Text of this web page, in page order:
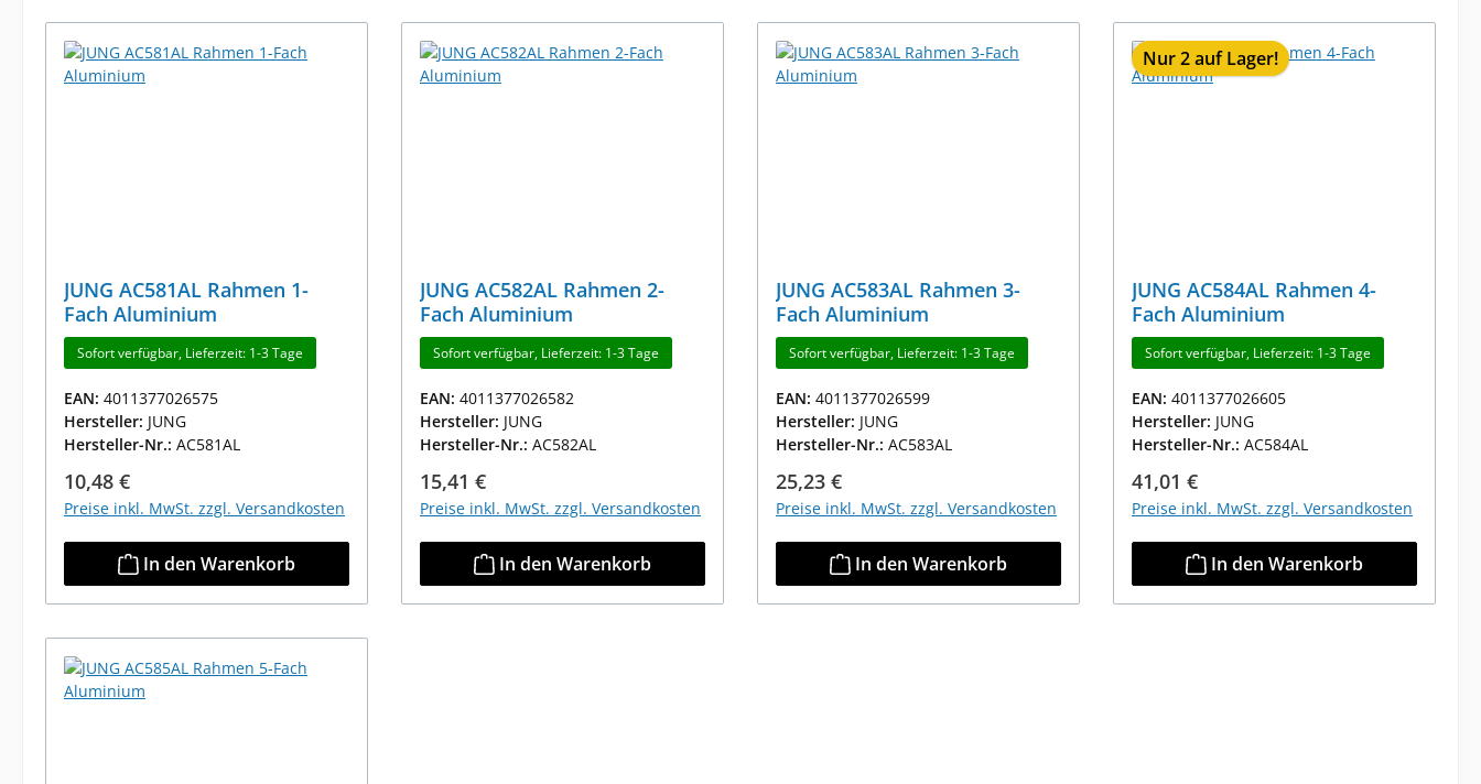
JUNG AC581AL Rahmen 1-
Fach Aluminium
Sofort verfügbar, Lieferzeit: 1-3 Tage
EAN: 4011377026575
Hersteller: JUNG
Hersteller-Nr.: AC581AL
Regulärer Preis:
10,48 €
Preise inkl. MwSt. zzgl. Versandkosten
In den Warenkorb
JUNG AC582AL Rahmen 2-
Fach Aluminium
Sofort verfügbar, Lieferzeit: 1-3 Tage
EAN: 4011377026582
Hersteller: JUNG
Hersteller-Nr.: AC582AL
Regulärer Preis:
15,41 €
Preise inkl. MwSt. zzgl. Versandkosten
In den Warenkorb
JUNG AC583AL Rahmen 3-
Fach Aluminium
Sofort verfügbar, Lieferzeit: 1-3 Tage
EAN: 4011377026599
Hersteller: JUNG
Hersteller-Nr.: AC583AL
Regulärer Preis:
25,23 €
Preise inkl. MwSt. zzgl. Versandkosten
In den Warenkorb
Nur 2 auf Lager!
JUNG AC584AL Rahmen 4-
Fach Aluminium
Sofort verfügbar, Lieferzeit: 1-3 Tage
EAN: 4011377026605
Hersteller: JUNG
Hersteller-Nr.: AC584AL
Regulärer Preis:
41,01 €
Preise inkl. MwSt. zzgl. Versandkosten
In den Warenkorb